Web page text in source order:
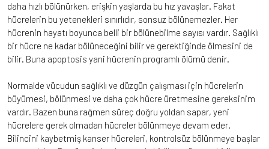
daha hızlı bölünürken, erişkin yaşlarda bu hız yavaşlar. Fakat
hücrelerin bu yetenekleri sınırlıdır, sonsuz bölünemezler. Her
hücrenin hayatı boyunca belli bir bölünebilme sayısı vardır. Sağlıklı
bir hücre ne kadar bölüneceğini bilir ve gerektiğinde ölmesini de
bilir. Buna apoptosis yani hücrenin programlı ölümü denir.
Normalde vücudun sağlıklı ve düzgün çalışması için hücrelerin
büyümesi, bölünmesi ve daha çok hücre üretmesine gereksinim
vardır. Bazen buna rağmen süreç doğru yoldan sapar, yeni
hücrelere gerek olmadan hücreler bölünmeye devam eder.
Bilincini kaybetmiş kanser hücreleri, kontrolsüz bölünmeye başlar